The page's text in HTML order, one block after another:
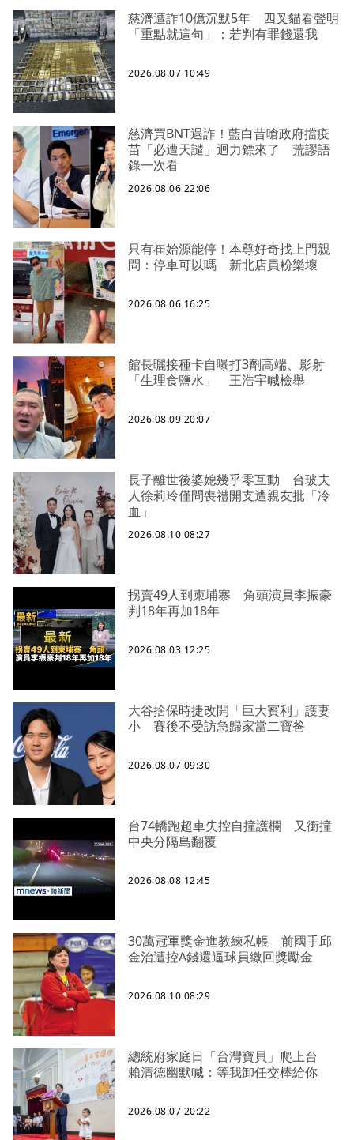
慈濟遭詐10億沉默5年 四叉貓看聲明
「重點就這句」：若判有罪錢還我
2026.08.07 10:49
慈濟買BNT遇詐！藍白昔嗆政府擋疫
苗「必遭天譴」迴力鏢來了 荒謬語
錄一次看
2026.08.06 22:06
只有崔始源能停！本尊好奇找上門親
問：停車可以嗎 新北店員粉樂壞
2026.08.06 16:25
館長曬接種卡自曝打3劑高端、影射
「生理食鹽水」 王浩宇喊檢舉
2026.08.09 20:07
長子離世後婆媳幾乎零互動 台玻夫
人徐莉玲僅問喪禮開支遭親友批「冷
血」
2026.08.10 08:27
拐賣49人到柬埔寨 角頭演員李振豪
判18年再加18年
2026.08.03 12:25
大谷捨保時捷改開「巨大賓利」護妻
小 賽後不受訪急歸家當二寶爸
2026.08.07 09:30
台74轎跑超車失控自撞護欄 又衝撞
中央分隔島翻覆
2026.08.08 12:45
30萬冠軍獎金進教練私帳 前國手邱
金治遭控A錢還逼球員繳回獎勵金
2026.08.10 08:29
總統府家庭日「台灣寶貝」爬上台
賴清德幽默喊：等我卸任交棒給你
2026.08.07 20:22